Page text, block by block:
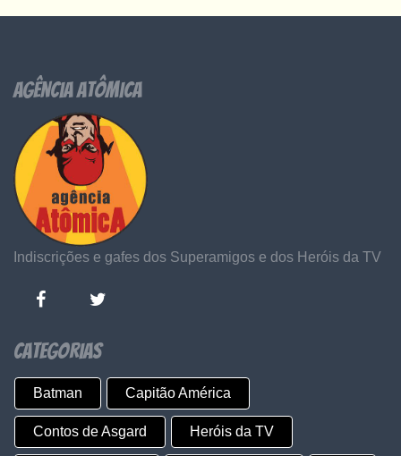
Agência Atômica
Indiscrições e gafes dos Superamigos e dos Heróis da TV
Categorias
Batman Capitão América
Contos de Asgard Heróis da TV